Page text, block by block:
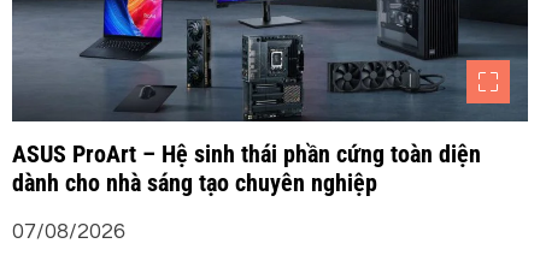
n
g
b
à
ASUS ProArt – Hệ sinh thái phần cứng toàn diện
dành cho nhà sáng tạo chuyên nghiệp
07/08/2026